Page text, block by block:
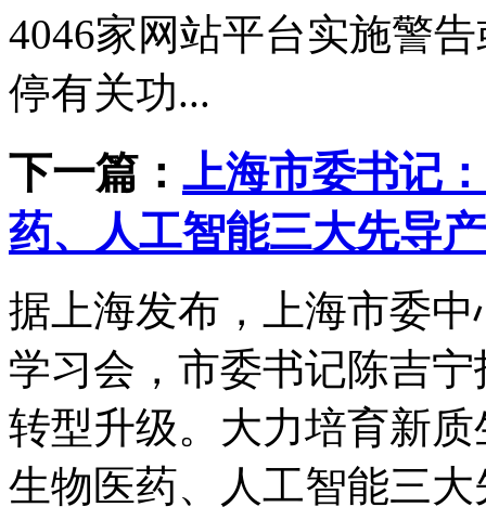
4046家网站平台实施警
停有关功...
下一篇： 上海市委书记
药、人工智能三大先导
据上海发布，上海市委
学习会，市委书记陈吉
转型升级。大力培育新
生物医药、人工智能三